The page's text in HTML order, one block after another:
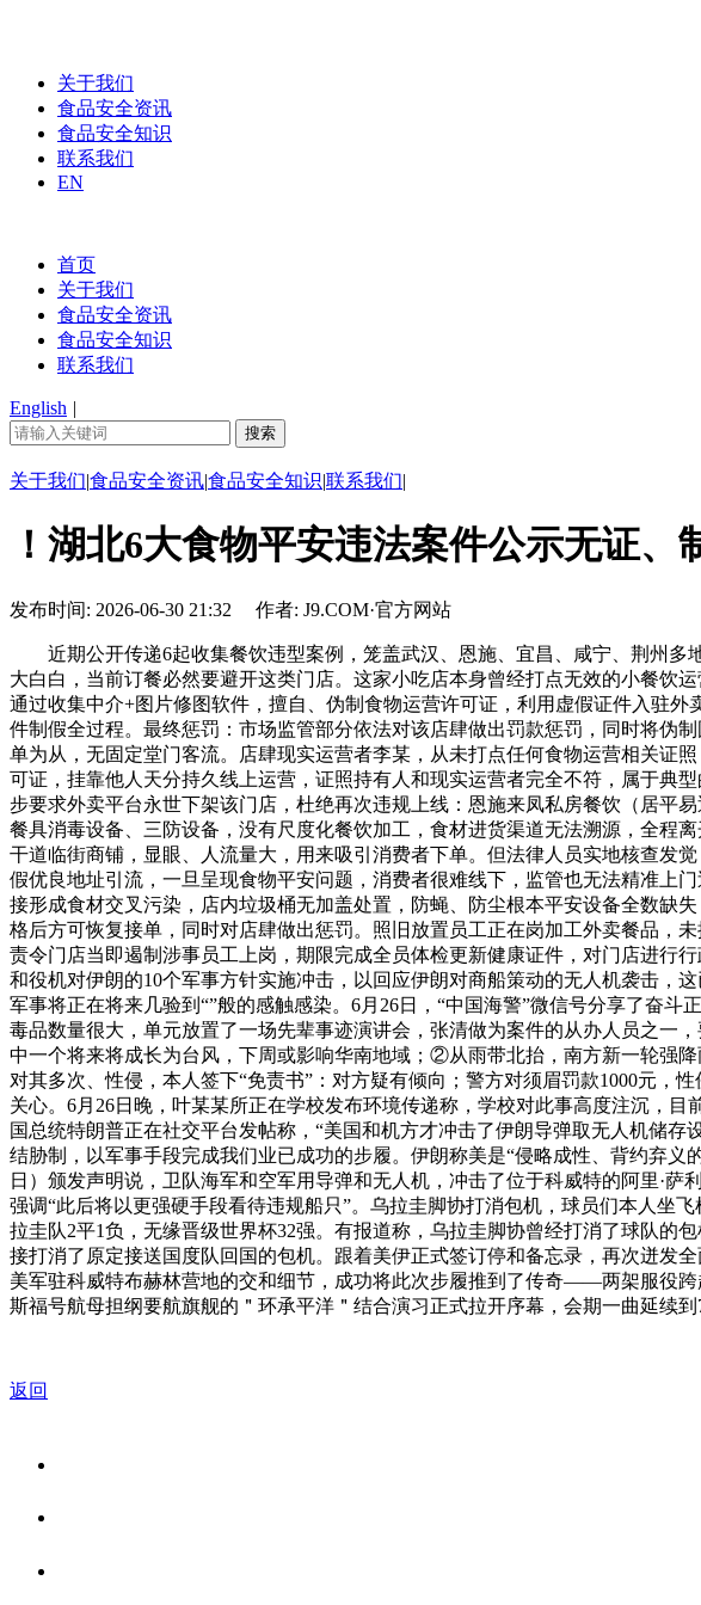
关于我们
食品安全资讯
食品安全知识
联系我们
EN
首页
关于我们
食品安全资讯
食品安全知识
联系我们
English |
关于我们|食品安全资讯|食品安全知识|联系我们|
！湖北6大食物平安违法案件公示无证、
发布时间: 2026-06-30 21:32 作者: J9.COM·官方网站
近期公开传递6起收集餐饮违型案例，笼盖武汉、恩施、宜昌、咸宁、荆州多
大白白，当前订餐必然要避开这类门店。这家小吃店本身曾经打点无效的小餐饮
通过收集中介+图片修图软件，擅自、伪制食物运营许可证，利用虚假证件入驻
件制假全过程。最终惩罚：市场监管部分依法对该店肆做出罚款惩罚，同时将伪
单为从，无固定堂门客流。店肆现实运营者李某，从未打点任何食物运营相关证
可证，挂靠他人天分持久线上运营，证照持有人和现实运营者完全不符，属于典
步要求外卖平台永世下架该门店，杜绝再次违规上线：恩施来凤私房餐饮（居平
餐具消毒设备、三防设备，没有尺度化餐饮加工，食材进货渠道无法溯源，全程
干道临街商铺，显眼、人流量大，用来吸引消费者下单。但法律人员实地核查发
假优良地址引流，一旦呈现食物平安问题，消费者很难线下，监管也无法精准上
接形成食材交叉污染，店内垃圾桶无加盖处置，防蝇、防尘根本平安设备全数缺
格后方可恢复接单，同时对店肆做出惩罚。照旧放置员工正在岗加工外卖餐品，
责令门店当即遏制涉事员工上岗，期限完成全员体检更新健康证件，对门店进行
和役机对伊朗的10个军事方针实施冲击，以回应伊朗对商船策动的无人机袭击，
军事将正在将来几验到“”般的感触感染。6月26日，“中国海警”微信号分享了奋
毒品数量很大，单元放置了一场先辈事迹演讲会，张清做为案件的从办人员之
中一个将来将成长为台风，下周或影响华南地域；②从雨带北抬，南方新一轮强
对其多次、性侵，本人签下“免责书”：对方疑有倾向；警方对须眉罚款1000元，
关心。6月26日晚，叶某某所正在学校发布环境传递称，学校对此事高度注沉，
国总统特朗普正在社交平台发帖称，“美国和机方才冲击了伊朗导弹取无人机储
结胁制，以军事手段完成我们业已成功的步履。伊朗称美是“侵略成性、背约弃
日）颁发声明说，卫队海军和空军用导弹和无人机，冲击了位于科威特的阿里·
强调“此后将以更强硬手段看待违规船只”。乌拉圭脚协打消包机，球员们本人坐
拉圭队2平1负，无缘晋级世界杯32强。有报道称，乌拉圭脚协曾经打消了球队的
接打消了原定接送国度队回国的包机。跟着美伊正式签订停和备忘录，再次迸发
美军驻科威特布赫林营地的交和细节，成功将此次步履推到了传奇——两架服役
斯福号航母担纲要航旗舰的＂环承平洋＂结合演习正式拉开序幕，会期一曲延续到
返回